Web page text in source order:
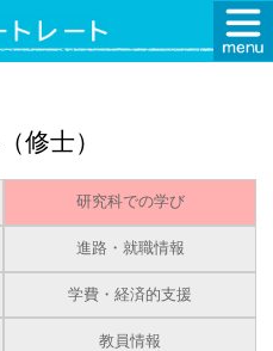
修士）
研究科での学び
進路・就職情報
学費・経済的支援
教員情報